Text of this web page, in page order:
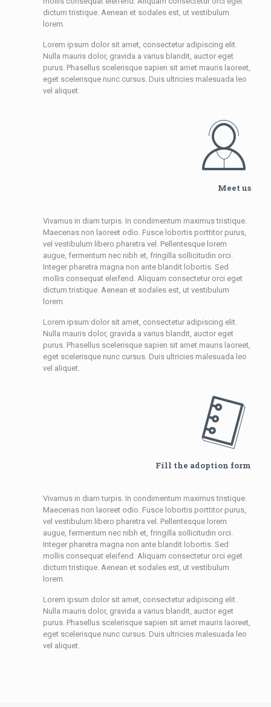
dictum tristique. Aenean et sodales est, ut vestibulum
lorem.
Lorem ipsum dolor sit amet, consectetur adipiscing elit.
Nulla mauris dolor, gravida a varius blandit, auctor eget
purus. Phasellus scelerisque sapien sit amet mauris laoreet,
eget scelerisque nunc cursus. Duis ultricies malesuada leo
vel aliquet.
Meet us
Vivamus in diam turpis. In condimentum maximus tristique.
Maecenas non laoreet odio. Fusce lobortis porttitor purus,
vel vestibulum libero pharetra vel. Pellentesque lorem
augue, fermentum nec nibh et, fringilla sollicitudin orci.
Integer pharetra magna non ante blandit lobortis. Sed
mollis consequat eleifend. Aliquam consectetur orci eget
dictum tristique. Aenean et sodales est, ut vestibulum
lorem.
Lorem ipsum dolor sit amet, consectetur adipiscing elit.
Nulla mauris dolor, gravida a varius blandit, auctor eget
purus. Phasellus scelerisque sapien sit amet mauris laoreet,
eget scelerisque nunc cursus. Duis ultricies malesuada leo
vel aliquet.
Fill the adoption form
Vivamus in diam turpis. In condimentum maximus tristique.
Maecenas non laoreet odio. Fusce lobortis porttitor purus,
vel vestibulum libero pharetra vel. Pellentesque lorem
augue, fermentum nec nibh et, fringilla sollicitudin orci.
Integer pharetra magna non ante blandit lobortis. Sed
mollis consequat eleifend. Aliquam consectetur orci eget
dictum tristique. Aenean et sodales est, ut vestibulum
lorem.
Lorem ipsum dolor sit amet, consectetur adipiscing elit.
Nulla mauris dolor, gravida a varius blandit, auctor eget
purus. Phasellus scelerisque sapien sit amet mauris laoreet,
eget scelerisque nunc cursus. Duis ultricies malesuada leo
vel aliquet.